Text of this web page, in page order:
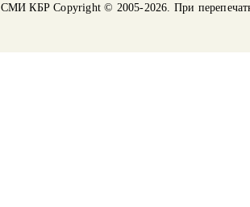
СМИ КБРCopyright © 2005-2026. При